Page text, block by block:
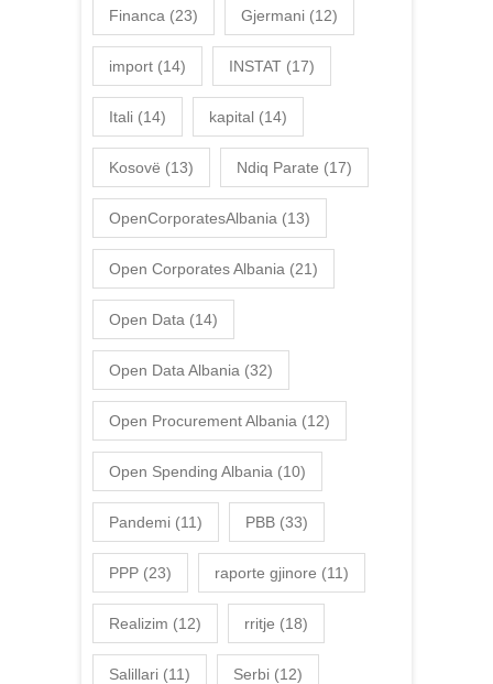
Financa (23) Gjermani (12)
import (14) INSTAT (17)
Itali (14) kapital (14)
Kosovë (13) Ndiq Parate (17)
OpenCorporatesAlbania (13)
Open Corporates Albania (21)
Open Data (14)
Open Data Albania (32)
Open Procurement Albania (12)
Open Spending Albania (10)
Pandemi (11) PBB (33)
PPP (23) raporte gjinore (11)
Realizim (12) rritje (18)
Salillari (11) Serbi (12)